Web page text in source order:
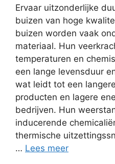
Ervaar uitzonderlijke
buizen van hoge
buizen worden vaak
materiaal. Hun
temperaturen en
een lange levensduur
wat leidt tot een
producten en lagere
bedrijven. Hun
inducerende
thermische
… Lees meer